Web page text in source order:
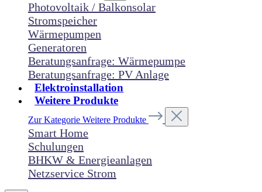
Photovoltaik / Balkonsolar
Stromspeicher
Wärmepumpen
Generatoren
Beratungsanfrage: Wärmepumpe
Beratungsanfrage: PV Anlage
Elektroinstallation
Weitere Produkte
Zur Kategorie Weitere Produkte
Smart Home
Schulungen
BHKW & Energieanlagen
Netzservice Strom